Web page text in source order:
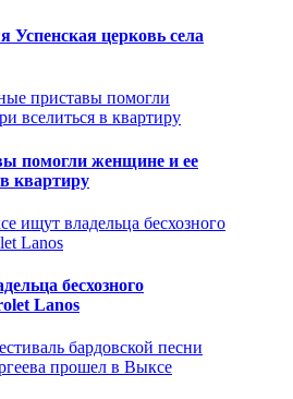
Успенская церковь села
помогли женщине и ее
квартиру
бесхозного
Lanos